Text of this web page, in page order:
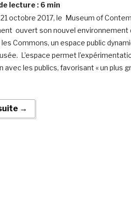
lecture : 6 min
octobre 2017, le Museum of
ouvert son nouvel environnement
Commons, un espace public
L’espace permet
avec les publics, favorisant « un plus
→